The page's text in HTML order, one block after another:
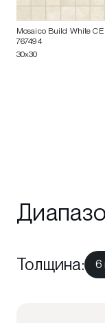
Mosaico Build White
767494
30x30
Толщина: 6